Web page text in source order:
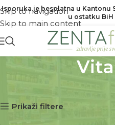
Skip to navigation
Skip to main content
Isporuka je besplatna u Kantonu
u ostatku BiH
Prikaži filtere